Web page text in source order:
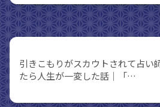
引きこもりがスカウトされて占い
たら人生が一変した話｜「…